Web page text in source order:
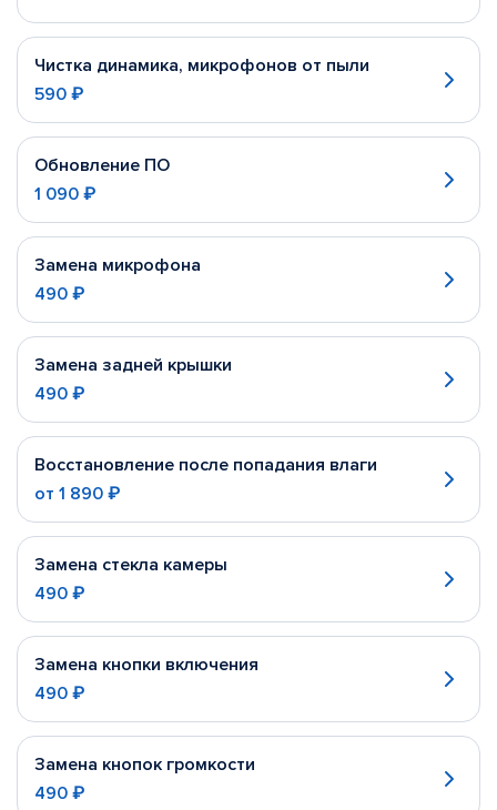
Чистка динамика, микрофонов от пыли
590 ₽
Обновление ПО
1 090 ₽
Замена микрофона
490 ₽
Замена задней крышки
490 ₽
Восстановление после попадания влаги
от 1 890 ₽
Замена стекла камеры
490 ₽
Замена кнопки включения
490 ₽
Замена кнопок громкости
490 ₽